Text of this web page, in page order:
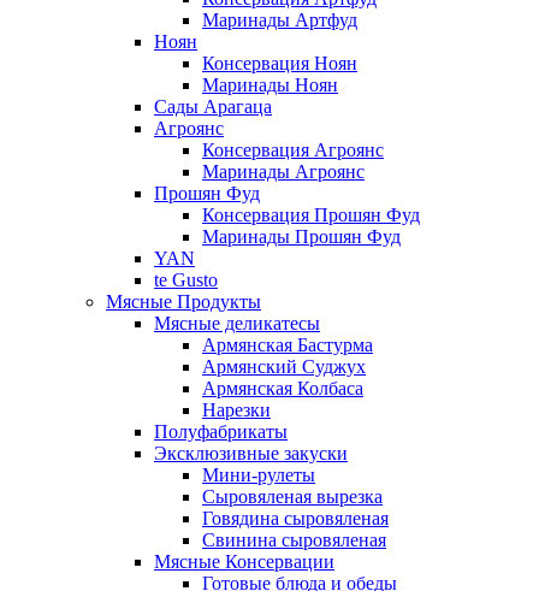
Маринады Артфуд
Ноян
Консервация Ноян
Маринады Ноян
Сады Арагаца
Агроянс
Консервация Агроянс
Маринады Агроянс
Прошян Фуд
Консервация Прошян Фуд
Маринады Прошян Фуд
YAN
te Gusto
Мясные Продукты
Мясные деликатесы
Армянская Бастурма
Армянский Суджух
Армянская Колбаса
Нарезки
Полуфабрикаты
Эксклюзивные закуски
Мини-рулеты
Сыровяленая вырезка
Говядина сыровяленая
Свинина сыровяленая
Мясные Консервации
Готовые блюда и обеды